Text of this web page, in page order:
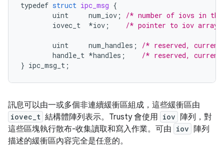
typedef struct ipc_msg {
uint
num_iov ;
/* number of iovs in
iovec_t
*iov ; /* pointer to iov array
uint num_handles ;
/* reserved,
handle_t *handles ;
/* reserved,
} ipc_msg_t ;
訊息可以由一或多個非連續緩衝區組成，這些緩衝區由
iovec_t 結構體陣列表示。Trusty 會使用 iov
陣列，對
這些區塊執行散布-收集讀取和寫入作業。可由 iov
陣列
描述的緩衝區內容完全是任意的。